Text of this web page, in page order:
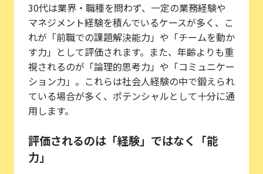
30代は業界・職種を問わず、一定の業務経験や
マネジメント経験を積んでいるケースが多く、こ
れが「前職での課題解決能力」や「チームを動か
す力」として評価されます。また、年齢よりも重
視されるのが「論理的思考力」や「コミュニケー
ション力」。これらは社会人経験の中で鍛えられ
ている場合が多く、ポテンシャルとして十分に通
用します。
評価されるのは「経験」ではなく「能
力」